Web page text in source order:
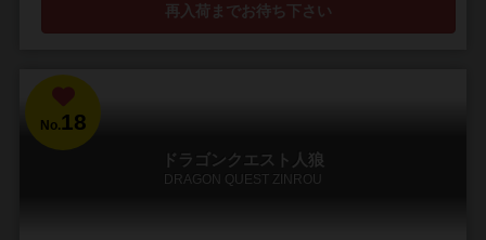
再入荷までお待ち下さい
No.18
ドラゴンクエスト人狼
DRAGON QUEST ZINROU